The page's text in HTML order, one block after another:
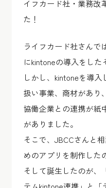
イフカード社・業務改
た！
ライフカード社さんで
にkintoneの導入をした
しかし、kintoneを導
扱い事業、商材があり
協働企業との連携が紙
がありました。
そこで、JBCCさんと
めのアプリを制作した
そして誕生したのが、